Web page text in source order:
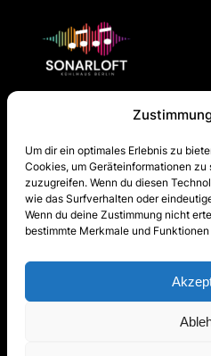
Um dir ein optimales Erlebnis zu
Cookies, um Geräteinformationen
zuzugreifen. Wenn du diesen
wie das Surfverhalten oder
Wenn du deine Zustimmung nicht
bestimmte Merkmale und
About Us
Team
Concerts
Competition
Site